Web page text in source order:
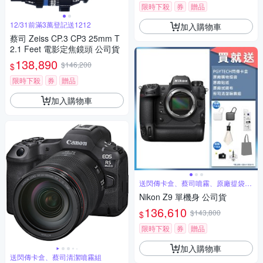
12/31前滿3萬登記送1212
蔡司 Zeiss CP.3 CP3 25mm T
2.1 Feet 電影定焦鏡頭 公司貨
$138,890 $146,200
限時下殺
券 贈品
加入購物車
送閃傳卡盒、蔡司清潔噴霧組
限時下殺
券 贈品
加入購物車
送閃傳卡盒、蔡司噴霧、原廠提袋、
原廠貼紙
Nikon Z9 單機身 公司貨
$136,610 $143,800
限時下殺
券 贈品
加入購物車